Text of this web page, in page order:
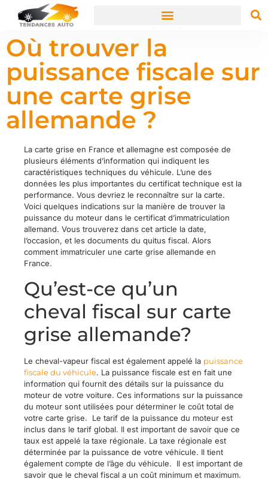
Où trouver la
puissance fiscale sur
une carte grise
allemande ?
La carte grise en France et allemagne est composée de
plusieurs éléments d’information qui indiquent les
caractéristiques techniques du véhicule. L’une des
données les plus importantes du certificat technique est la
performance. Vous devriez le reconnaître sur la carte.
Voici quelques indications sur la manière de trouver la
puissance du moteur dans le certificat d’immatriculation
allemand. Vous trouverez dans cet article la date,
l’occasion, et les documents du quitus fiscal. Alors
comment immatriculer une carte grise allemande en
France.
Qu’est-ce qu’un
cheval fiscal sur carte
grise allemande?
Le cheval-vapeur fiscal est également appelé la puissance
fiscale du véhicule. La puissance fiscale est en fait une
information qui fournit des détails sur la puissance du
moteur de votre voiture. Ces informations sur la puissance
du moteur sont utilisées pour déterminer le coût total de
votre carte grise. Le tarif de la puissance du moteur est
inclus dans le tarif global. Il est important de savoir que ce
taux est appelé la taxe régionale. La taxe régionale est
déterminée par la puissance de votre véhicule. Il tient
également compte de l’âge du véhicule. Il est important de
savoir que le cheval fiscal a un coût minimum et maximum.